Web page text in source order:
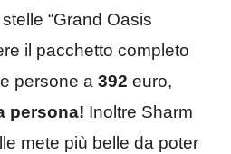
“Grand Oasis
il pacchetto completo
persone a 392 euro,
persona! Inoltre Sharm
mete più belle da poter